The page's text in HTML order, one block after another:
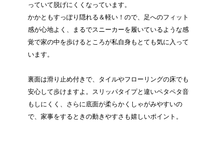
っていて脱げにくくなっています。
かかともすっぽり隠れる＆軽い！ので、足へのフィット
感が心地よく、まるでスニーカーを履いているような感
覚で家の中を歩けるところが私自身もとても気に入って
います。
裏面は滑り止め付きで、タイルやフローリングの床でも
安心して歩けますよ。スリッパタイプと違いペタペタ音
もしにくく、さらに底面が柔らかくしゃがみやすいの
で、家事をするときの動きやすさも嬉しいポイント。